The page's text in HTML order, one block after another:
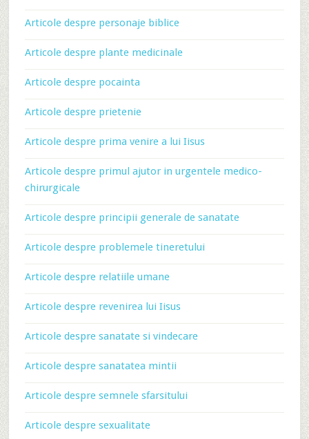
Articole despre personaje biblice
Articole despre plante medicinale
Articole despre pocainta
Articole despre prietenie
Articole despre prima venire a lui Iisus
Articole despre primul ajutor in urgentele medico-
chirurgicale
Articole despre principii generale de sanatate
Articole despre problemele tineretului
Articole despre relatiile umane
Articole despre revenirea lui Iisus
Articole despre sanatate si vindecare
Articole despre sanatatea mintii
Articole despre semnele sfarsitului
Articole despre sexualitate